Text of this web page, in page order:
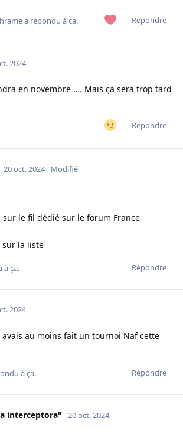
Répondre
a répondu à ça.
2024
en novembre …. Mais ça sera trop tard
Répondre
20 oct. 2024 Modifié
sur le fil dédié sur le forum France
sur la liste
Répondre
à ça.
2024
avais au moins fait un tournoi Naf cette
Répondre
à ça.
interceptora" 20 oct. 2024